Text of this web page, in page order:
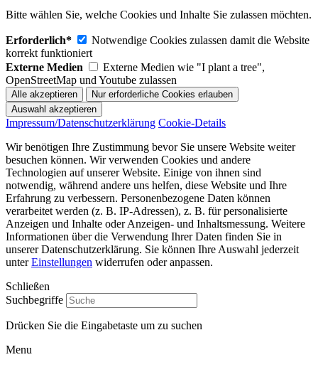
Bitte wählen Sie, welche Cookies und Inhalte Sie zulassen möchten.
Erforderlich*
Notwendige Cookies zulassen damit die Website
korrekt funktioniert
Externe Medien
Externe Medien wie "I plant a tree",
OpenStreetMap und Youtube zulassen
Impressum/Datenschutzerklärung Cookie-Details
Wir benötigen Ihre Zustimmung bevor Sie unsere Website weiter
besuchen können. Wir verwenden Cookies und andere
Technologien auf unserer Website. Einige von ihnen sind
notwendig, während andere uns helfen, diese Website und Ihre
Erfahrung zu verbessern. Personenbezogene Daten können
verarbeitet werden (z. B. IP-Adressen), z. B. für personalisierte
Anzeigen und Inhalte oder Anzeigen- und Inhaltsmessung. Weitere
Informationen über die Verwendung Ihrer Daten finden Sie in
unserer Datenschutzerklärung. Sie können Ihre Auswahl jederzeit
unterEinstellungen widerrufen oder anpassen.
Schließen
Suchbegriffe
Drücken Sie die Eingabetaste um zu suchen
Menu